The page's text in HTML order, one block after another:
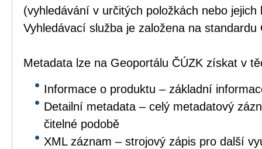
(vyhledávání v určitých položkách nebo jejich
Vyhledávací služba je založena na standardu
Metadata lze na Geoportálu ČÚZK získat v
Informace o produktu – základní
Detailní metadata – celý metadatový
čitelné podobě
XML záznam – strojový zápis pro další